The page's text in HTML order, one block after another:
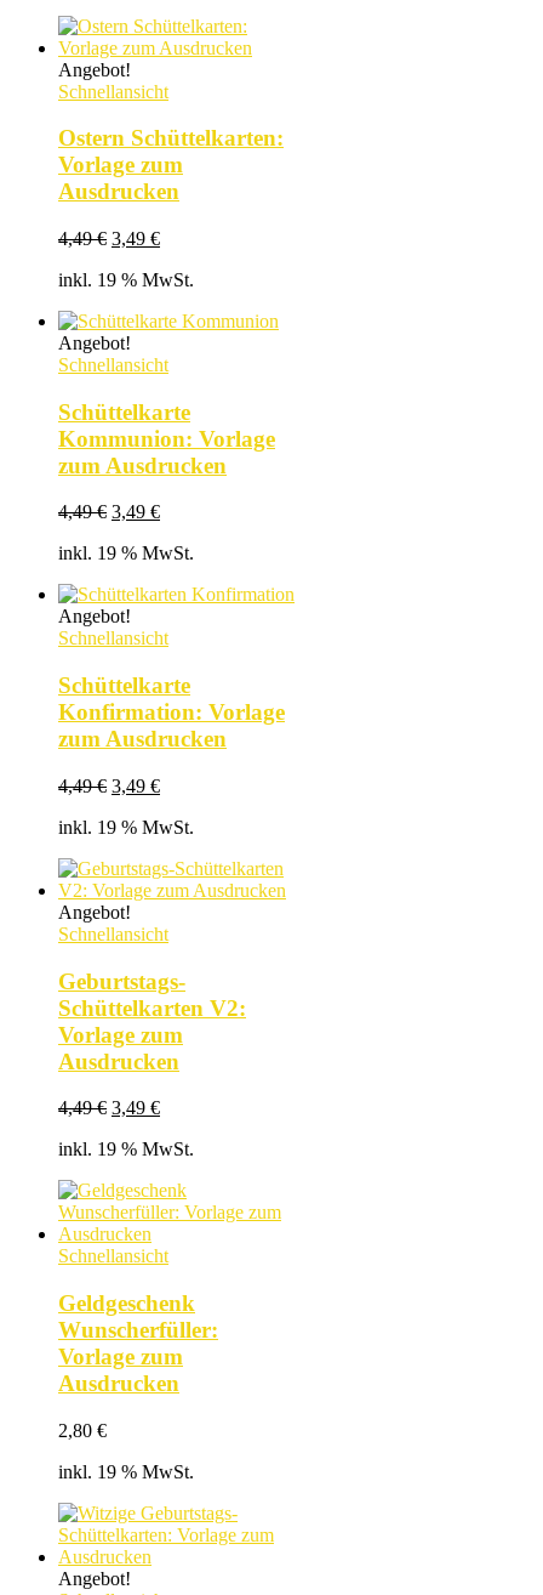
Angebot!
Schnellansicht
Ostern Schüttelkarten:
Vorlage zum
Ausdrucken
4,49€ Ursprünglicher
war:
3,49 €Aktueller
ist:
inkl. 19 % MwSt.
Angebot!
Schnellansicht
Schüttelkarte
Kommunion: Vorlage
zum Ausdrucken
4,49€ Ursprünglicher
war:
3,49 €Aktueller
ist:
inkl. 19 % MwSt.
Angebot!
Schnellansicht
Schüttelkarte
Konfirmation: Vorlage
zum Ausdrucken
4,49€ Ursprünglicher
war:
3,49 €Aktueller
ist:
inkl. 19 % MwSt.
Angebot!
Schnellansicht
Geburtstags-
Schüttelkarten V2:
Vorlage zum
Ausdrucken
4,49€ Ursprünglicher
war:
3,49 €Aktueller
ist:
inkl. 19 % MwSt.
Schnellansicht
Geldgeschenk
Wunscherfüller:
Vorlage zum
Ausdrucken
2,80 €
inkl. 19 % MwSt.
Angebot!